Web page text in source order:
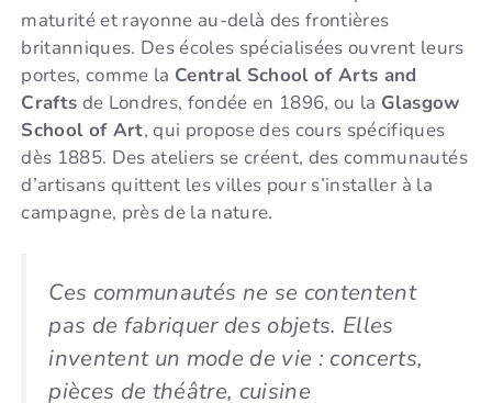
maturité et rayonne au-delà des frontières
britanniques. Des écoles spécialisées ouvrent leurs
portes, comme la Central School of Arts and
Crafts de Londres, fondée en 1896, ou la Glasgow
School of Art, qui propose des cours spécifiques
dès 1885. Des ateliers se créent, des communautés
d’artisans quittent les villes pour s’installer à la
campagne, près de la nature.
Ces communautés ne se contentent
pas de fabriquer des objets. Elles
inventent un mode de vie : concerts,
pièces de théâtre, cuisine